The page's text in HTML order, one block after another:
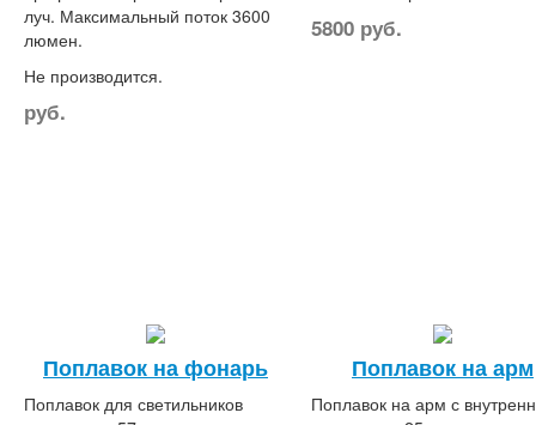
луч. Максимальный поток 3600
люмен.
Не производится.
руб.
5800 руб.
Поплавок на фонарь
Поплавок для светильников
Поплавок на арм
Поплавок на арм с